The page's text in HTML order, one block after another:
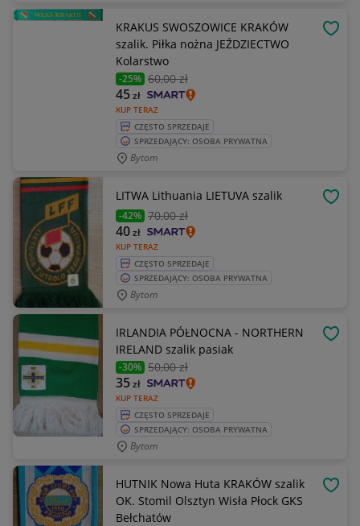
KRAKUS SWOSZOWICE KRAKÓW
szalik. Piłka nożna JEŹDZIECTWO
Kolarstwo
-25% 60,00 zł
KUP TERAZ
45zł
CZĘSTO SPRZEDAJE
SPRZEDAJĄCY: OSOBA PRYWATNA
Bytom
LITWA Lithuania LIETUVA szalik
-42% 70,00 zł
KUP TERAZ
40zł
CZĘSTO SPRZEDAJE
SPRZEDAJĄCY: OSOBA PRYWATNA
Bytom
IRLANDIA PÓŁNOCNA - NORTHERN
IRELAND szalik pasiak
-30% 50,00 zł
KUP TERAZ
35zł
CZĘSTO SPRZEDAJE
SPRZEDAJĄCY: OSOBA PRYWATNA
Bytom
HUTNIK Nowa Huta KRAKÓW szalik
OK. Stomil Olsztyn Wisła Płock GKS
Bełchatów